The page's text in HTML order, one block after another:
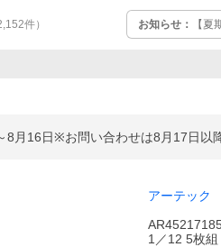
件） お知らせ：
【
ていただきます
16日※お問い合わせは8月17日以
アーテック
1／12 5枚組